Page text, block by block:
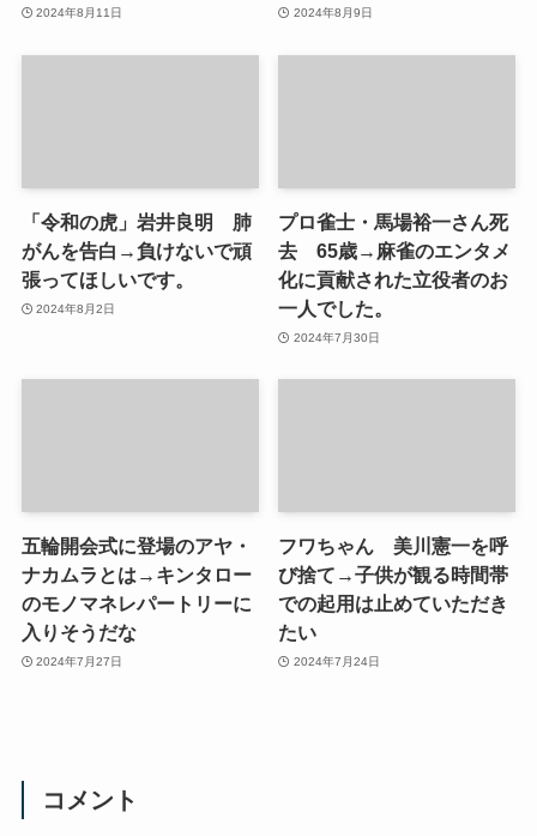
2024年8月11日 2024年8月9日
「令和の虎」岩井良明 肺
がんを告白→負けないで頑
張ってほしいです。
2024年8月2日
プロ雀士・馬場裕一さん死
去 65歳→麻雀のエンタメ
化に貢献された立役者のお
一人でした。
2024年7月30日
五輪開会式に登場のアヤ・
ナカムラとは→キンタロー
のモノマネレパートリーに
入りそうだな
2024年7月27日
フワちゃん 美川憲一を呼
び捨て→子供が観る時間帯
での起用は止めていただき
たい
2024年7月24日
コメント